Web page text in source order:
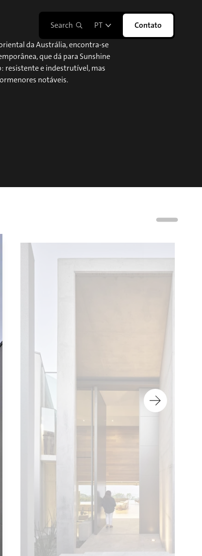
Search PT Contato
da Austrália, encontra-se
que dá para Sunshine
resistente e indestrutível, mas
notáveis.